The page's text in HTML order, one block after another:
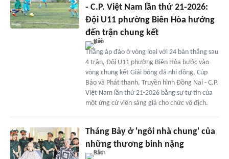
- C.P. Việt Nam lần thứ 21-2026:
Ðội U11 phường Biên Hòa hướng
đến trận chung kết
Thắng áp đảo ở vòng loại với 24 bàn thắng sau
4 trận, Ðội U11 phường Biên Hòa bước vào
vòng chung kết Giải bóng đá nhi đồng, Cúp
Báo và Phát thanh, Truyền hình Ðồng Nai - C.P.
Việt Nam lần thứ 21-2026 bằng sự tự tin của
một ứng cử viên sáng giá cho chức vô địch.
Tháng Bảy ở 'ngôi nhà chung' của
những thương binh nặng